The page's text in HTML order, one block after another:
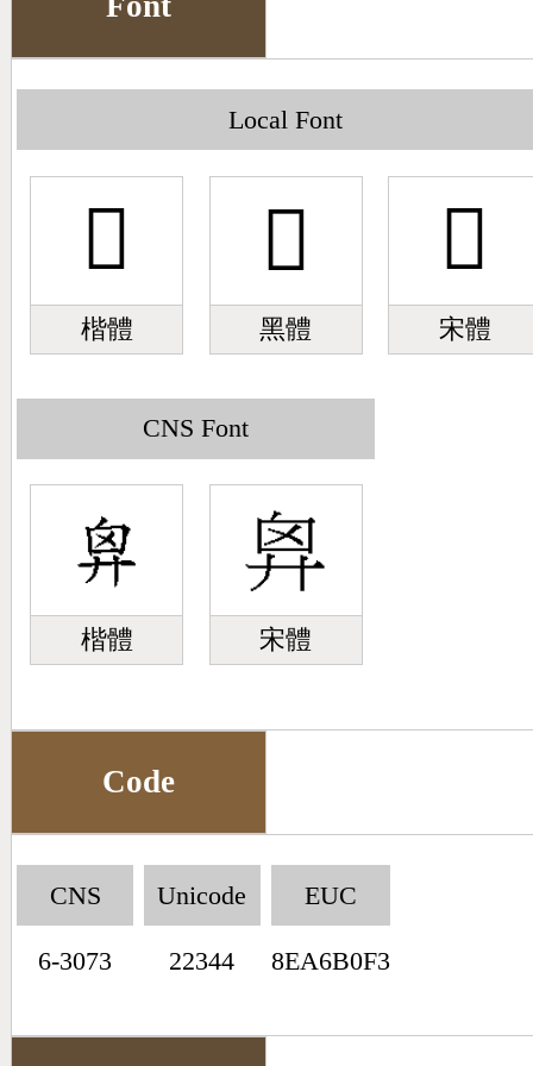
Local Font
𢍄
楷體
𢍄
黑體
𢍄
宋體
CNS Font
楷體 宋體
Code
CNS
6-3073
Unicode
22344
EUC
8EA6B0F3